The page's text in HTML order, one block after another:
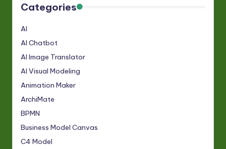
Categories
AI
AI Chatbot
AI Image Translator
AI Visual Modeling
Animation Maker
ArchiMate
BPMN
Business Model Canvas
C4 Model